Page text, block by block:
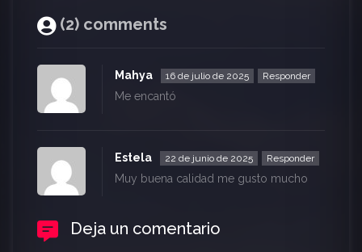
(2) comments
Mahya 16 de julio de 2025 Responder
Me encantó
Estela 22 de junio de 2025 Responder
Muy buena calidad me gusto mucho
Deja un comentario